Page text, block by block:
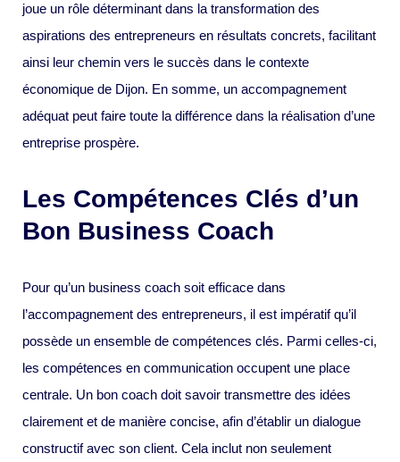
joue un rôle déterminant dans la transformation des
aspirations des entrepreneurs en résultats concrets, facilitant
ainsi leur chemin vers le succès dans le contexte
économique de Dijon. En somme, un accompagnement
adéquat peut faire toute la différence dans la réalisation d’une
entreprise prospère.
Les Compétences Clés d’un
Bon Business Coach
Pour qu’un business coach soit efficace dans
l’accompagnement des entrepreneurs, il est impératif qu’il
possède un ensemble de compétences clés. Parmi celles-ci,
les compétences en communication occupent une place
centrale. Un bon coach doit savoir transmettre des idées
clairement et de manière concise, afin d’établir un dialogue
constructif avec son client. Cela inclut non seulement